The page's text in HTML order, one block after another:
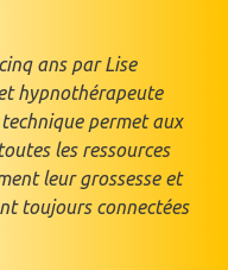
ans par Lise
hypnothérapeute
permet aux
les ressources
leur grossesse et
toujours connectées